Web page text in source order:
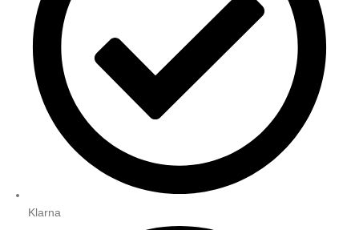
Klarna